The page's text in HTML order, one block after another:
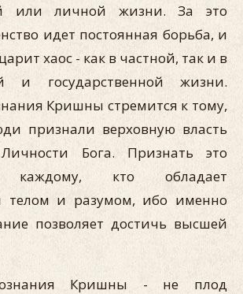
или личной жизни. За это
идет постоянная борьба, и
хаос - как в частной, так и в
и государственной жизни.
Кришны стремится к тому,
признали верховную власть
Бога. Признать это
каждому, кто обладает
телом и разумом, ибо именно
позволяет достичь высшей
Кришны - не плод